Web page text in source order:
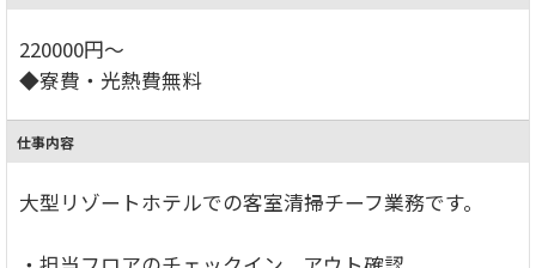
220000円～
◆寮費・光熱費無料
仕事内容
大型リゾートホテルでの客室清掃チーフ業務です。